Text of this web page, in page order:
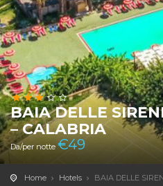
BAIA DELLE
– CALABRIA
Da/per notte €49
Home Hotels BAIA DELLE